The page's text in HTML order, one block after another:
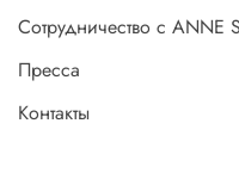
Сотрудничество с ANNE
Пресса
Контакты